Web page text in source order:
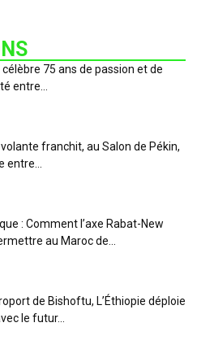
75 ans de passion et de
entre...
franchit, au Salon de Pékin,
entre...
: Comment l’axe Rabat-New
au Maroc de...
de Bishoftu, L’Éthiopie déploie
le futur...